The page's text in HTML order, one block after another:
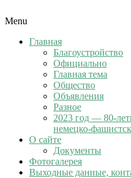
Menu
Главная
Благоустройство
Официально
Главная тема
Общество
Объявления
Разное
2023 год — 80-
немецко-
О сайте
Документы
Фотогалерея
Выходные данные,